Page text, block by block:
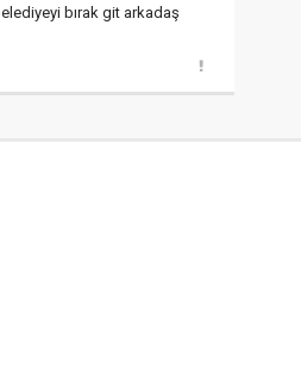
bırak git arkadaş